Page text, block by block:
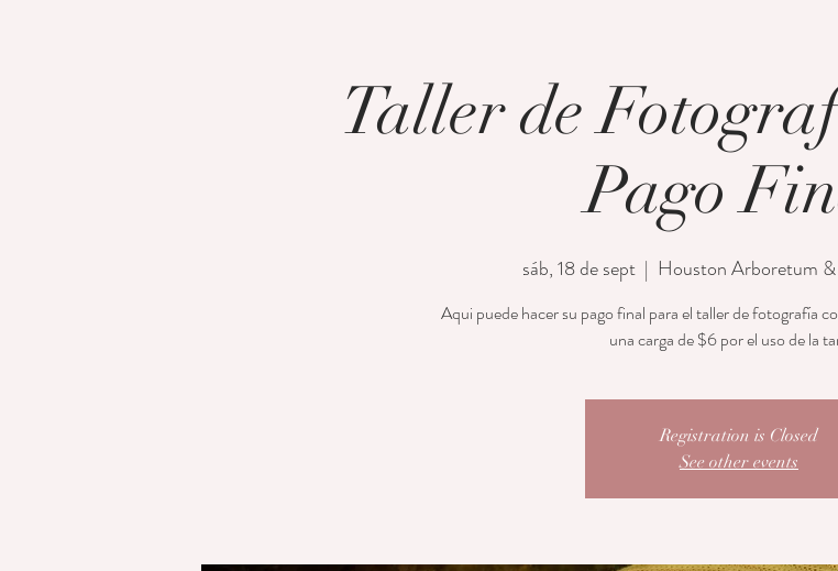
Taller de
Pago
sáb, 18 de sept
  |
Houston Arboretum
Aqui puede hacer su pago final para el taller de fotografía
una carga de $6 por el uso de la
Registration is Closed
See other events